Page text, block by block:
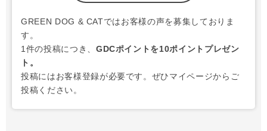
GREEN DOG & CATではお客様の声を募集しておりま
す。
1件の投稿につき、 GDCポイントを10ポイントプレゼン
ト。
投稿にはお客様登録が必要です。ぜひマイページからご
投稿ください。